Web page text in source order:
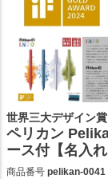
世界三大デザイン
ペリカン
ース付【名入
商品番号 pelikan-0041